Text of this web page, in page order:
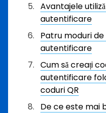
Avantajele
autentificare
Patru moduri
autentificare
Cum să creați
autentificare
coduri QR
De ce este mai